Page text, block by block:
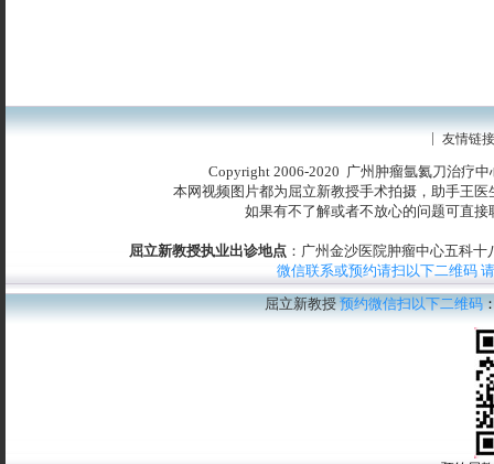
友情链接
Copyright 2006-2020 广州肿瘤氩氦刀治疗
本网视频图片都为屈立新教授手术拍摄，助手王
如果有不了解或者不放心的问题可直
屈立新教授执业出诊地点 ：广州金沙医院肿瘤中心五科
微信联系或预约请扫以下二维码
屈立新教授预约微信扫以下二维码